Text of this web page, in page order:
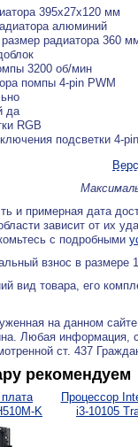
395x27x120 мм
алюминий
радиатора 360
3200 об/мин
помпы 4-pin PWM
да
RGB
подсветки 4-pin
и примерная дата
зависит от их
с подробными
взнос в
вид товара, его
на данном
Любая информация,
ст. 437
рекомендуем
K
Процессор
i3-10105